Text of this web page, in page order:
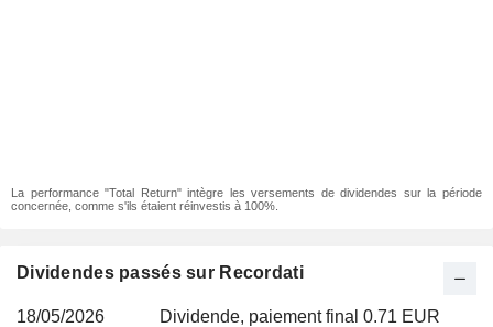
La performance "Total Return" intègre les versements de dividendes sur la période
concernée, comme s'ils étaient réinvestis à 100%.
Dividendes passés sur Recordati
18/05/2026
Dividende, paiement final 0.71 EUR